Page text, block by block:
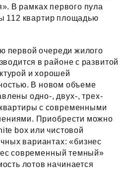
В рамках первого пула
112 квартир площадью
первой очереди жилого
в районе с развитой
и хорошей
В новом объеме
одно-, двух-, трех-
с современными
Приобрести можно
box или чистовой
вариантах: «бизнес
современный темный»
лотов начинается